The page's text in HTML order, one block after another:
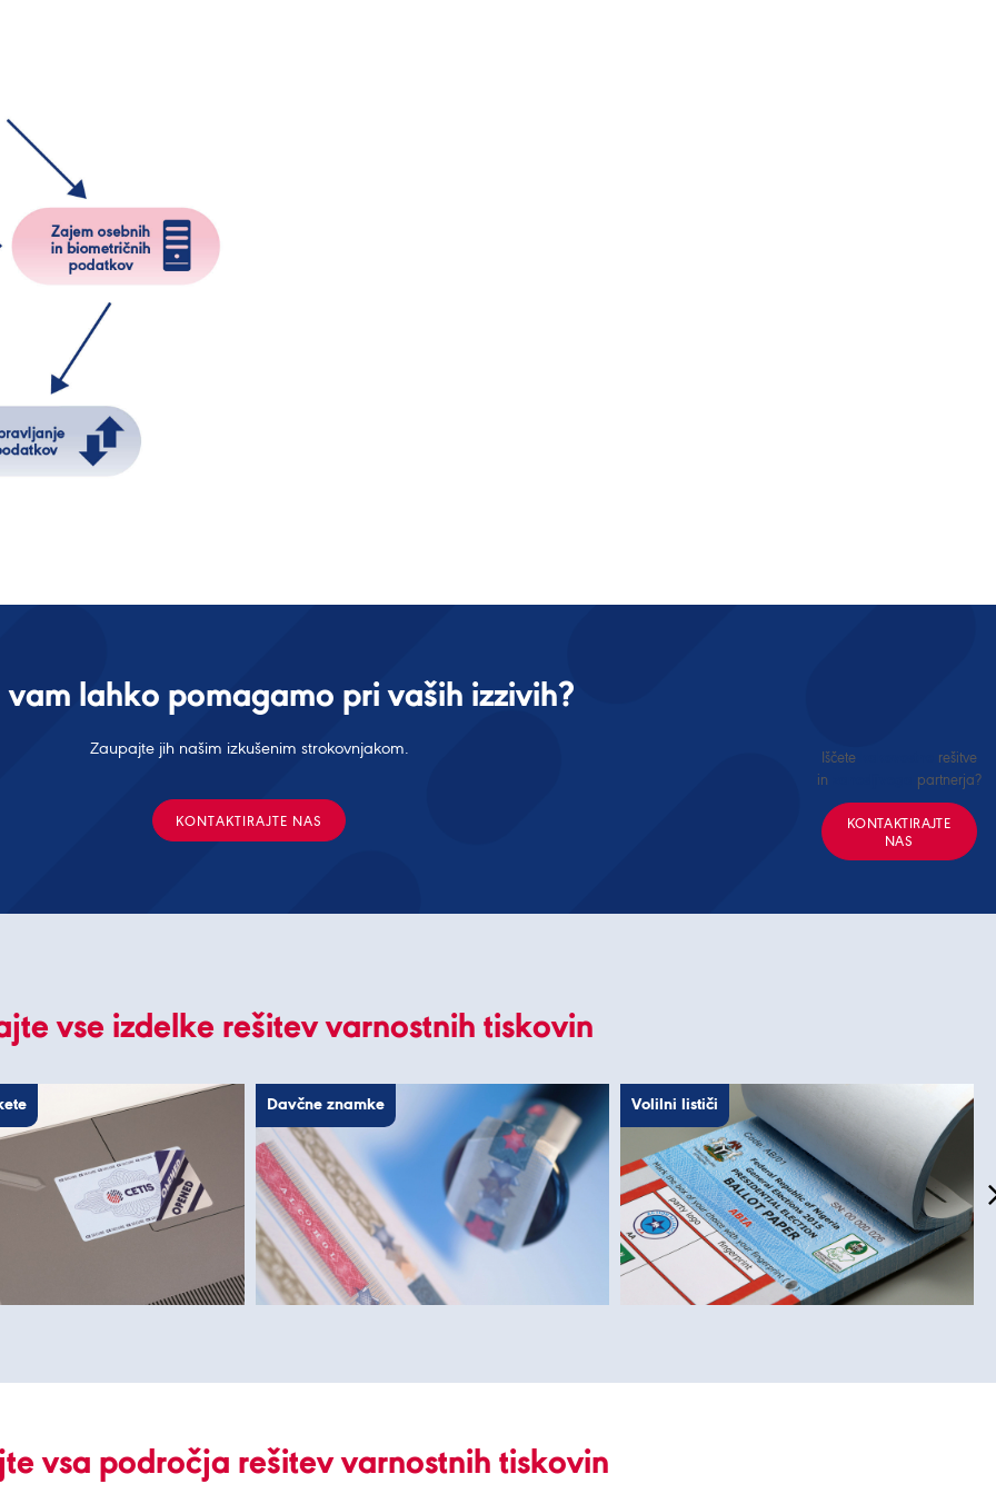
lahko pomagamo pri vaših izzivih?
Zaupajte jih našim izkušenim strokovnjakom.
KONTAKTIRAJTE NAS
vse izdelke rešitev varnostnih tiskovin
Davčne znamke Volilni lističi
vsa področja rešitev varnostnih tiskovin
Iščete
rešitve
in
partnerja?
KONTAKTIRAJTE
NAS